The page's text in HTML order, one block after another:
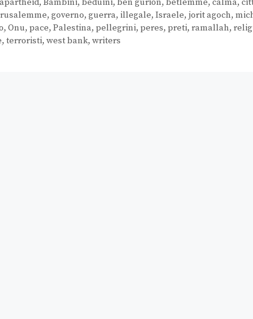
apartheid, Bambini, beduini, ben gurion, betlemme, calma,
, governo, guerra, illegale, Israele, jorit agoch,
, Onu, pace, Palestina, pellegrini, peres, preti, ramallah,
, terroristi, west bank, writers